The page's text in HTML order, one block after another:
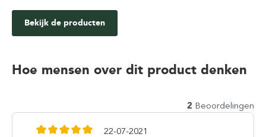
Bekijk de producten
Hoe mensen over dit product denken
2 Beoordelingen
22-07-2021